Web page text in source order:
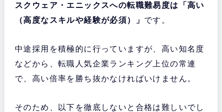
スクウェア・エニックスへの転職難易度は「高い
（高度なスキルや経験が必須）」 です。
中途採用を積極的に行っていますが、高い知名度
などから、転職人気企業ランキング上位の常連
で、高い倍率を勝ち抜かなければいけません。
そのため、以下を徹底しないと合格は難しいでし